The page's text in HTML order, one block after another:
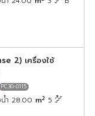
2) เครื่องใช้
PC30-0115
ำ 28.00 m2 5